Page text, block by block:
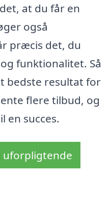
at du får en
også
præcis det, du
funktionalitet. Så
bedste resultat for
flere tilbud, og
en succes.
uforpligtende